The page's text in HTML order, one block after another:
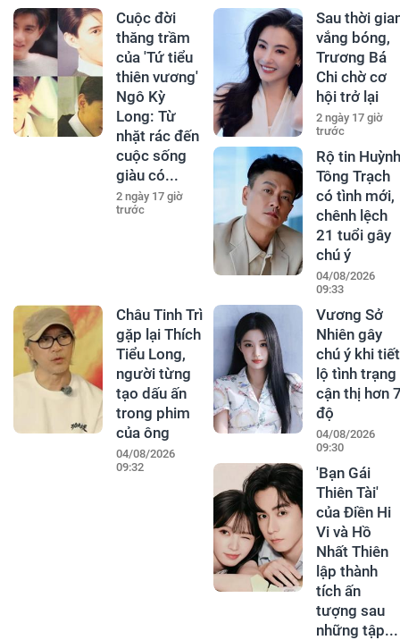
Cuộc đời
thăng trầm
của 'Tứ tiểu
thiên vương'
Ngô Kỳ
Long: Từ
nhặt rác đến
cuộc sống
giàu có...
2 ngày 17 giờ
trước
Sau thời
vắng bóng,
Trương Bá
Chi chờ cơ
hội trở lại
2 ngày 17 giờ
trước
Rộ tin Huỳnh
Tông Trạch
có tình mới,
chênh lệch
21 tuổi gây
chú ý
04/08/2026
09:33
Châu Tinh Trì
gặp lại Thích
Tiểu Long,
người từng
tạo dấu ấn
trong phim
của ông
04/08/2026
09:32
Vương Sở
Nhiên gây
chú ý khi tiết
lộ tình trạng
cận thị hơn
độ
04/08/2026
09:30
'Bạn Gái
Thiên Tài'
của Điền Hi
Vi và Hồ
Nhất Thiên
lập thành
tích ấn
tượng sau
những tập...